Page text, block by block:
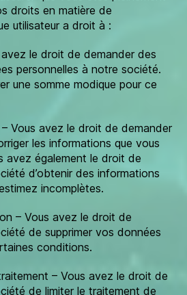
droits en matière de
utilisateur a droit à :
avez le droit de demander des
personnelles à notre société.
une somme modique pour ce
Vous avez le droit de demander
les informations que vous
avez également le droit de
d’obtenir des informations
incomplètes.
– Vous avez le droit de
de supprimer vos données
conditions.
– ​​Vous avez le droit de
de limiter le traitement de